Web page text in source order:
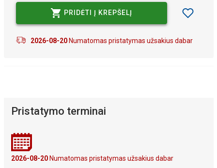
PRIDĖTI Į KREPŠELĮ
2026-08-20Numatomas pristatymas užsakius dabar
Pristatymo terminai
2026-08-20Numatomas pristatymas užsakius dabar